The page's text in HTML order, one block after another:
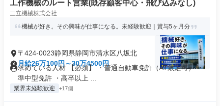
工作機械のルート営業(既存顧客中心・飛び込みなし)
三立機械株式会社
機械が好き。その興味が仕事になる。未経験歓迎｜賞与5ヶ月分
〒424-0023静岡県静岡市清水区八坂北
月給26万100円～30万4500円
求めている人材 【必須】 ・普通自動車免許（AT限定可） ・
準中型免許 ・高卒以上 ...
業界未経験歓迎 +17個